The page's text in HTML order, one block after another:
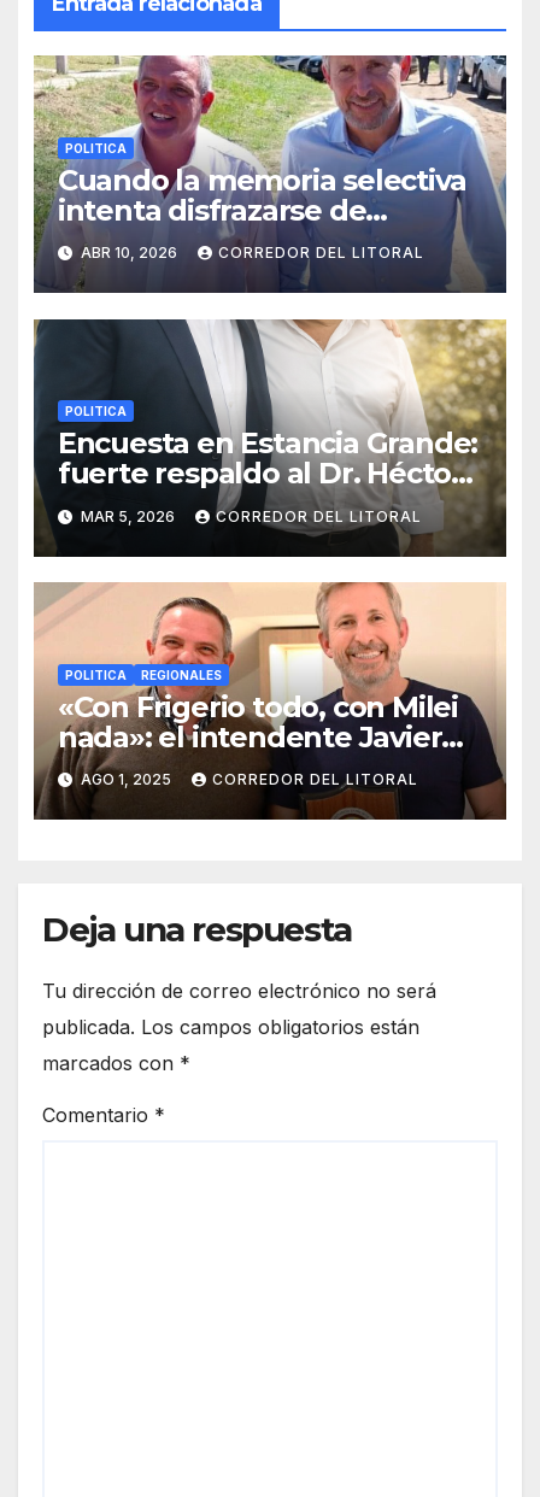
POLITICA
Cuando la memoria selectiva
intenta disfrazarse de
denuncia
ABR 10, 2026 CORREDOR DEL LITORAL
POLITICA
Encuesta en Estancia Grande:
fuerte respaldo al Dr. Héctor
Mendieta como posible
candidato a intendente.
MAR 5, 2026 CORREDOR DEL LITORAL
POLITICA REGIONALES
«Con Frigerio todo, con Milei
nada»: el intendente Javier
Goldín marca su límite
político»
AGO 1, 2025 CORREDOR DEL LITORAL
Deja una respuesta
Tu dirección de correo electrónico no será
publicada. Los campos obligatorios están
marcados con *
Comentario *